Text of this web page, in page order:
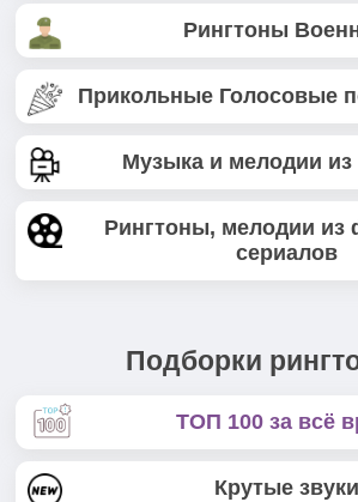
Рингтоны
Прикольные Голосовые
Музыка и мелодии
Рингтоны, мелодии из
сериалов
Подборки
ТОП 100 за всё
Крутые звуки